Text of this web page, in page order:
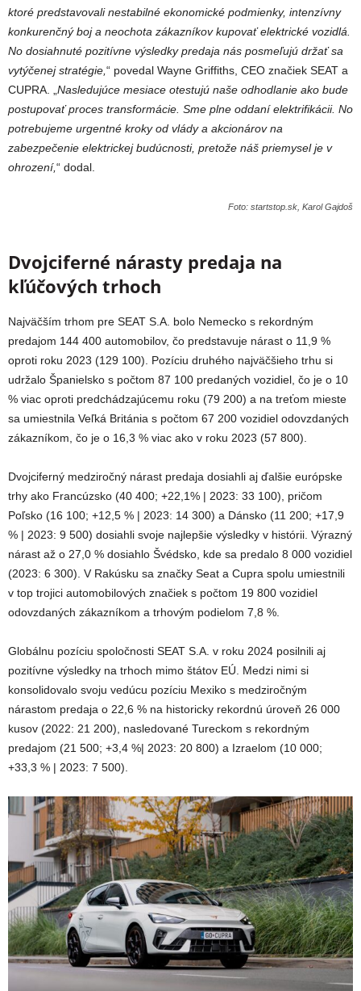
ktoré predstavovali nestabilné ekonomické podmienky, intenzívny
konkurenčný boj a neochota zákazníkov kupovať elektrické vozidlá.
No dosiahnuté pozitívne výsledky predaja nás posmeľujú držať sa
vytýčenej stratégie, “ povedal Wayne Griffiths, CEO značiek SEAT a
CUPRA. „ Nasledujúce mesiace otestujú naše odhodlanie ako bude
postupovať proces transformácie. Sme plne oddaní elektrifikácii. No
potrebujeme urgentné kroky od vlády a akcionárov na
zabezpečenie elektrickej budúcnosti, pretože náš priemysel je v
ohrození,“ dodal.
Foto: startstop.sk, Karol Gajdoš
Dvojciferné nárasty predaja na
kľúčových trhoch
Najväčším trhom pre SEAT S.A. bolo Nemecko s rekordným
predajom 144 400 automobilov, čo predstavuje nárast o 11,9 %
oproti roku 2023 (129 100). Pozíciu druhého najväčšieho trhu si
udržalo Španielsko s počtom 87 100 predaných vozidiel, čo je o 10
% viac oproti predchádzajúcemu roku (79 200) a na treťom mieste
sa umiestnila Veľká Británia s počtom 67 200 vozidiel odovzdaných
zákazníkom, čo je o 16,3 % viac ako v roku 2023 (57 800).
Dvojciferný medziročný nárast predaja dosiahli aj ďalšie európske
trhy ako Francúzsko (40 400; +22,1% | 2023: 33 100), pričom
Poľsko (16 100; +12,5 % | 2023: 14 300) a Dánsko (11 200; +17,9
% | 2023: 9 500) dosiahli svoje najlepšie výsledky v histórii. Výrazný
nárast až o 27,0 % dosiahlo Švédsko, kde sa predalo 8 000 vozidiel
(2023: 6 300). V Rakúsku sa značky Seat a Cupra spolu umiestnili
v top trojici automobilových značiek s počtom 19 800 vozidiel
odovzdaných zákazníkom a trhovým podielom 7,8 %.
Globálnu pozíciu spoločnosti SEAT S.A. v roku 2024 posilnili aj
pozitívne výsledky na trhoch mimo štátov EÚ. Medzi nimi si
konsolidovalo svoju vedúcu pozíciu Mexiko s medziročným
nárastom predaja o 22,6 % na historicky rekordnú úroveň 26 000
kusov (2022: 21 200), nasledované Tureckom s rekordným
predajom (21 500; +3,4 %| 2023: 20 800) a Izraelom (10 000;
+33,3 % | 2023: 7 500).